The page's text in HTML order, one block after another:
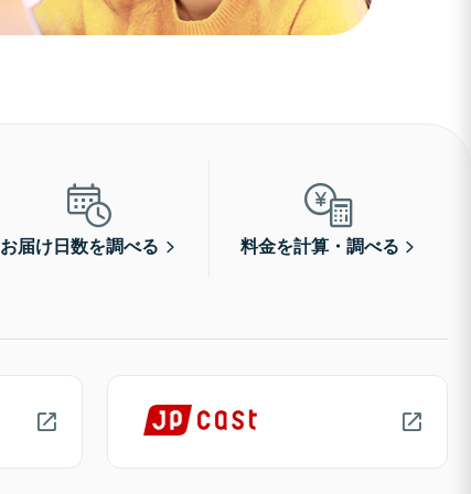
お届け日数を調べる 料金を計算・調べる